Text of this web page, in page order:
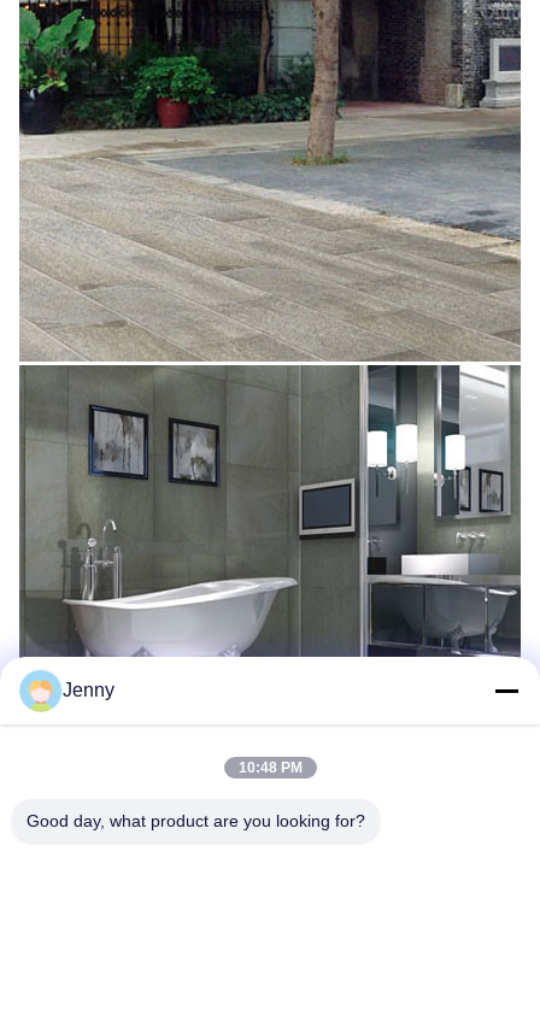
Jenny
10:48 PM
Good day, what product are you looking for?